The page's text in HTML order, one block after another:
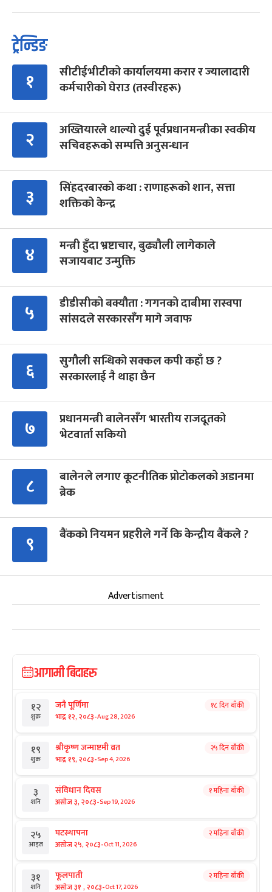
ट्रेन्डिङ
१
सीटीईभीटीको कार्यालयमा करार र ज्यालादारी
कर्मचारीको घेराउ (तस्वीरहरू)
२
अख्तियारले थाल्यो दुई पूर्वप्रधानमन्त्रीका स्वकीय
सचिवहरूको सम्पत्ति अनुसन्धान
३
सिंहदरबारको कथा : राणाहरूको शान, सत्ता
शक्तिको केन्द्र
४
मन्त्री हुँदा भ्रष्टाचार, बुढ्यौली लागेकाले
सजायबाट उन्मुक्ति
५
डीडीसीको बक्यौता : गगनको दाबीमा रास्वपा
सांसदले सरकारसँग मागे जवाफ
६
सुगौली सन्धिको सक्कल कपी कहाँ छ ?
सरकारलाई नै थाहा छैन
७
प्रधानमन्त्री बालेनसँग भारतीय राजदूतको
भेटवार्ता सकियो
८
बालेनले लगाए कूटनीतिक प्रोटोकलको अडानमा
ब्रेक
९ बैंकको नियमन प्रहरीले गर्ने कि केन्द्रीय बैंकले ?
Advertisment
आगामी बिदाहरु
१२
शुक्र
जनै पूर्णिमा
भाद्र १२, २०८३-Aug 28, 2026
१८ दिन बाँकी
१९
शुक्र
श्रीकृष्ण जन्माष्टमी व्रत
भाद्र १९, २०८३-Sep 4, 2026
२५ दिन बाँकी
३
शनि
संविधान दिवस
असोज ३, २०८३-Sep 19, 2026
१ महिना बाँकी
२५
आइत
घटस्थापना
असोज २५, २०८३-Oct 11, 2026
२ महिना बाँकी
३१
शनि
फूलपाती
असोज ३१ , २०८३-Oct 17, 2026
२ महिना बाँकी